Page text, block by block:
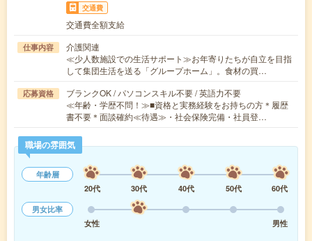
交通費
交通費全額支給
仕事内容
介護関連
≪少人数施設での生活サポート≫お年寄りたちが自立を目指
して集団生活を送る「グループホーム」。食材の買…
応募資格
ブランクOK / パソコンスキル不要 / 英語力不要
≪年齢・学歴不問！≫■資格と実務経験をお持ちの方＊履歴
書不要＊面談確約≪待遇≫・社会保険完備・社員登…
職場の雰囲気
年齢層
20代
30代 40代 50代
60代
男女比率
女性
男性